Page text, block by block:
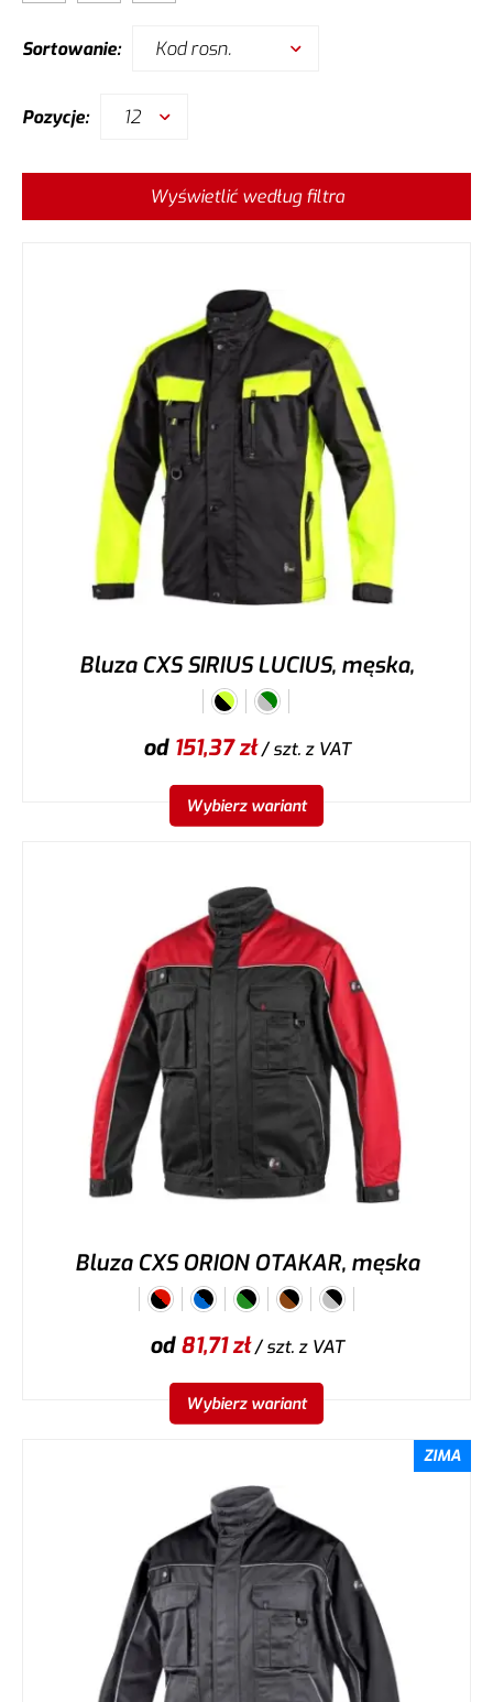
Sortowanie: Kod rosn.
Pozycje: 12
Wyświetlić według filtra
Bluza CXS SIRIUS LUCIUS, męska,
od 151,37zł/ szt.z VAT
Wybierz wariant
Bluza CXS ORION OTAKAR, męska
od81,71zł/ szt.z VAT
Wybierz wariant
ZIMA